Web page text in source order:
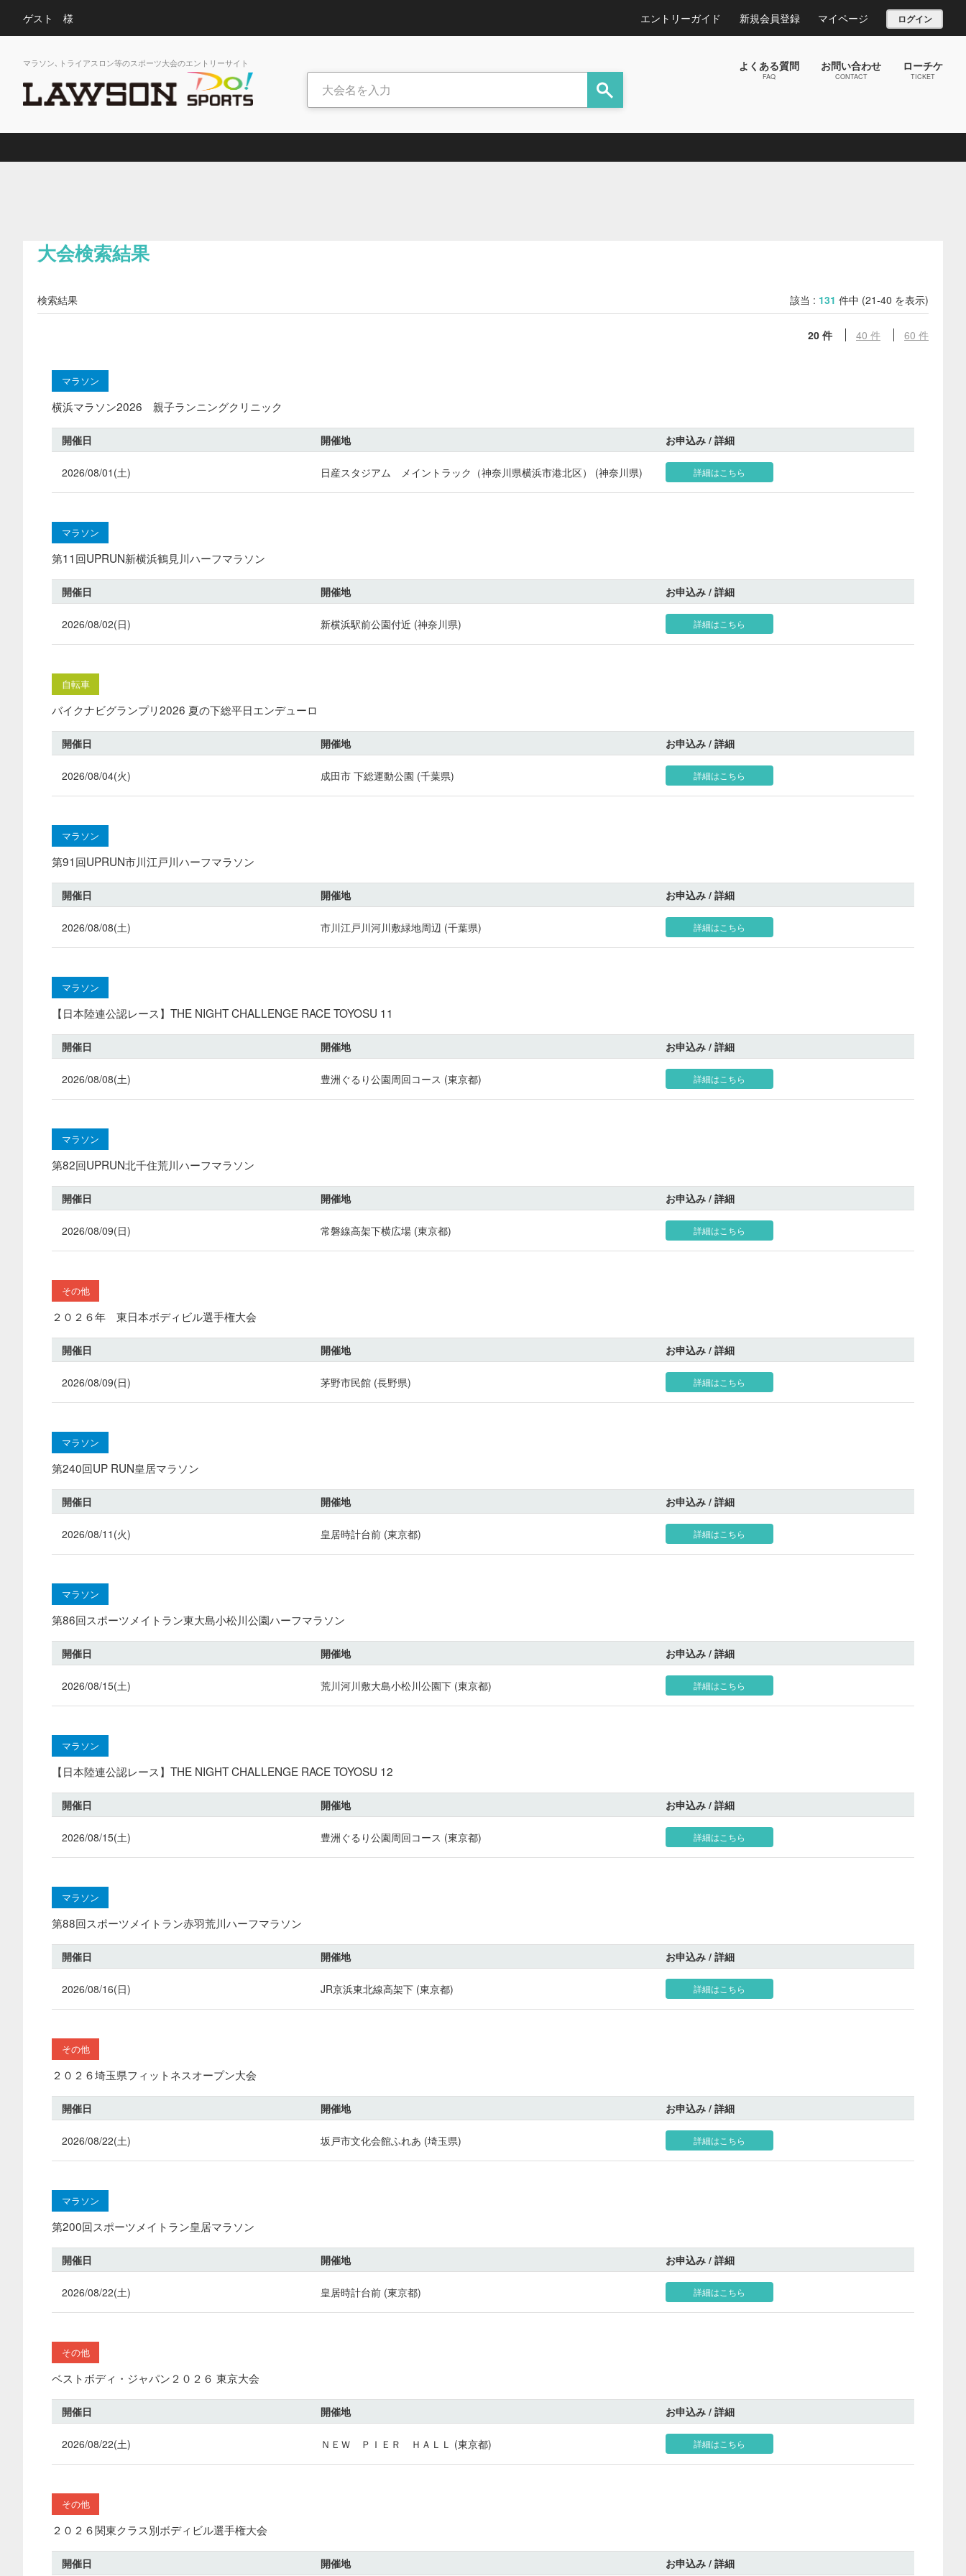
ゲスト 様 エントリーガイド 新規会員登録 マイページ ログイン
マラソン､トライアスロン等のスポーツ大会のエントリーサイト よくある質問
FAQ
お問い合わせ
CONTACT
ローチケ
TICKET
大会検索結果
検索結果 該当 : 131 件中 (21-40 を表示)
20 件 40 件 60 件
マラソン
横浜マラソン2026 親子ランニングクリニック
開催日 開催地 お申込み / 詳細
2026/08/01(土) 日産スタジアム メイントラック（神奈川県横浜市港北区） (神奈川県) 詳細はこちら
マラソン
第11回UPRUN新横浜鶴見川ハーフマラソン
開催日 開催地 お申込み / 詳細
2026/08/02(日) 新横浜駅前公園付近 (神奈川県) 詳細はこちら
自転車
バイクナビグランプリ2026 夏の下総平日エンデューロ
開催日 開催地 お申込み / 詳細
2026/08/04(火) 成田市 下総運動公園 (千葉県) 詳細はこちら
マラソン
第91回UPRUN市川江戸川ハーフマラソン
開催日 開催地 お申込み / 詳細
2026/08/08(土) 市川江戸川河川敷緑地周辺 (千葉県) 詳細はこちら
マラソン
【日本陸連公認レース】THE NIGHT CHALLENGE RACE TOYOSU 11
開催日 開催地 お申込み / 詳細
2026/08/08(土) 豊洲ぐるり公園周回コース (東京都) 詳細はこちら
マラソン
第82回UPRUN北千住荒川ハーフマラソン
開催日 開催地 お申込み / 詳細
2026/08/09(日) 常磐線高架下横広場 (東京都) 詳細はこちら
その他
２０２６年 東日本ボディビル選手権大会
開催日 開催地 お申込み / 詳細
2026/08/09(日) 茅野市民館 (長野県) 詳細はこちら
マラソン
第240回UP RUN皇居マラソン
開催日 開催地 お申込み / 詳細
2026/08/11(火) 皇居時計台前 (東京都) 詳細はこちら
マラソン
第86回スポーツメイトラン東大島小松川公園ハーフマラソン
開催日 開催地 お申込み / 詳細
2026/08/15(土) 荒川河川敷大島小松川公園下 (東京都) 詳細はこちら
マラソン
【日本陸連公認レース】THE NIGHT CHALLENGE RACE TOYOSU 12
開催日 開催地 お申込み / 詳細
2026/08/15(土) 豊洲ぐるり公園周回コース (東京都) 詳細はこちら
マラソン
第88回スポーツメイトラン赤羽荒川ハーフマラソン
開催日 開催地 お申込み / 詳細
2026/08/16(日) JR京浜東北線高架下 (東京都) 詳細はこちら
その他
２０２６埼玉県フィットネスオープン大会
開催日 開催地 お申込み / 詳細
2026/08/22(土) 坂戸市文化会館ふれあ (埼玉県) 詳細はこちら
マラソン
第200回スポーツメイトラン皇居マラソン
開催日 開催地 お申込み / 詳細
2026/08/22(土) 皇居時計台前 (東京都) 詳細はこちら
その他
ベストボディ・ジャパン２０２６ 東京大会
開催日 開催地 お申込み / 詳細
2026/08/22(土) ＮＥＷ ＰＩＥＲ ＨＡＬＬ (東京都) 詳細はこちら
その他
２０２６関東クラス別ボディビル選手権大会
開催日 開催地 お申込み / 詳細